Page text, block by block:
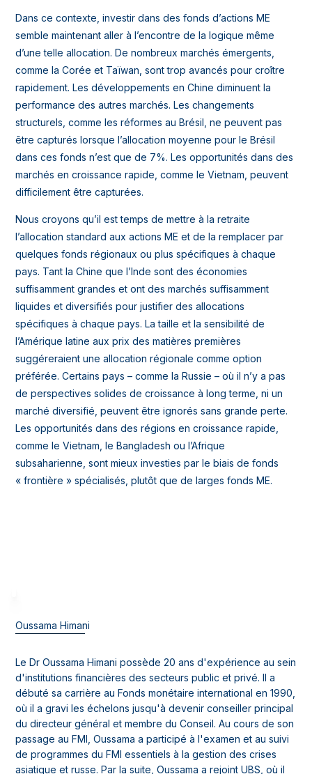
Dans ce contexte, investir dans des fonds d’actions ME
semble maintenant aller à l’encontre de la logique même
d’une telle allocation. De nombreux marchés émergents,
comme la Corée et Taïwan, sont trop avancés pour croître
rapidement. Les développements en Chine diminuent la
performance des autres marchés. Les changements
structurels, comme les réformes au Brésil, ne peuvent pas
être capturés lorsque l’allocation moyenne pour le Brésil
dans ces fonds n’est que de 7%. Les opportunités dans des
marchés en croissance rapide, comme le Vietnam, peuvent
difficilement être capturées.
Nous croyons qu’il est temps de mettre à la retraite
l’allocation standard aux actions ME et de la remplacer par
quelques fonds régionaux ou plus spécifiques à chaque
pays. Tant la Chine que l’Inde sont des économies
suffisamment grandes et ont des marchés suffisamment
liquides et diversifiés pour justifier des allocations
spécifiques à chaque pays. La taille et la sensibilité de
l’Amérique latine aux prix des matières premières
suggéreraient une allocation régionale comme option
préférée. Certains pays – comme la Russie – où il n’y a pas
de perspectives solides de croissance à long terme, ni un
marché diversifié, peuvent être ignorés sans grande perte.
Les opportunités dans des régions en croissance rapide,
comme le Vietnam, le Bangladesh ou l’Afrique
subsaharienne, sont mieux investies par le biais de fonds
« frontière » spécialisés, plutôt que de larges fonds ME.
Oussama Himani
Le Dr Oussama Himani possède 20 ans d'expérience au sein
d'institutions financières des secteurs public et privé. Il a
débuté sa carrière au Fonds monétaire international en 1990,
où il a gravi les échelons jusqu'à devenir conseiller principal
du directeur général et membre du Conseil. Au cours de son
passage au FMI, Oussama a participé à l'examen et au suivi
de programmes du FMI essentiels à la gestion des crises
asiatique et russe. Par la suite, Oussama a rejoint UBS, où il